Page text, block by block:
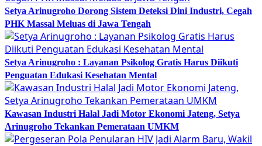
Setya Arinugroho Dorong Sistem Deteksi Dini Industri, Cegah
PHK Massal Meluas di Jawa Tengah
Setya Arinugroho : Layanan Psikolog Gratis Harus Diikuti
Penguatan Edukasi Kesehatan Mental
Kawasan Industri Halal Jadi Motor Ekonomi Jateng, Setya
Arinugroho Tekankan Pemerataan UMKM